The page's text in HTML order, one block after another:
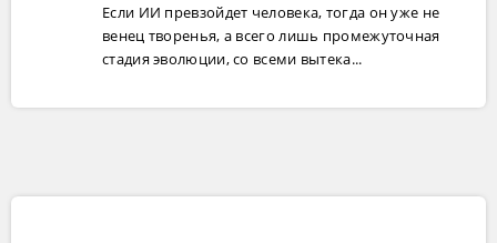
Если ИИ превзойдет человека, тогда он уже не
венец творенья, а всего лишь промежуточная
стадия эволюции, со всеми вытека...